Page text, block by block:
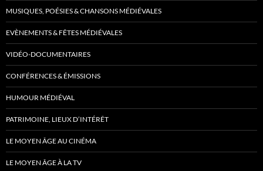
MUSIQUES, POÉSIES & CHANSONS MÉDIÉVALES
EVÈNEMENTS & FÊTES MÉDIÉVALES
VIDÉO-DOCUMENTAIRES
CONFÉRENCES & ÉMISSIONS
HUMOUR MÉDIÉVAL
PATRIMOINE, LIEUX D’INTÉRÊT
LE MOYEN ÂGE AU CINÉMA
LE MOYEN ÂGE À LA TV